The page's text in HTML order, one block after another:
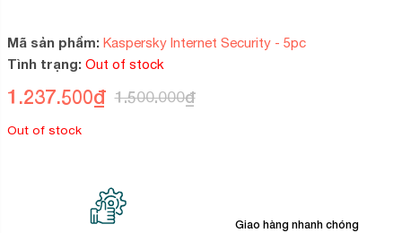
5
dựa
trên
giá
Mã sản phẩm: Kaspersky Internet Security - 5pc
Tình trạng: Out of stock
1.500.000₫
1.237.500₫
Out of stock
Giao hàng nhanh chóng